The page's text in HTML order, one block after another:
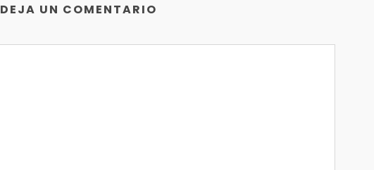
DEJA UN COMENTARIO